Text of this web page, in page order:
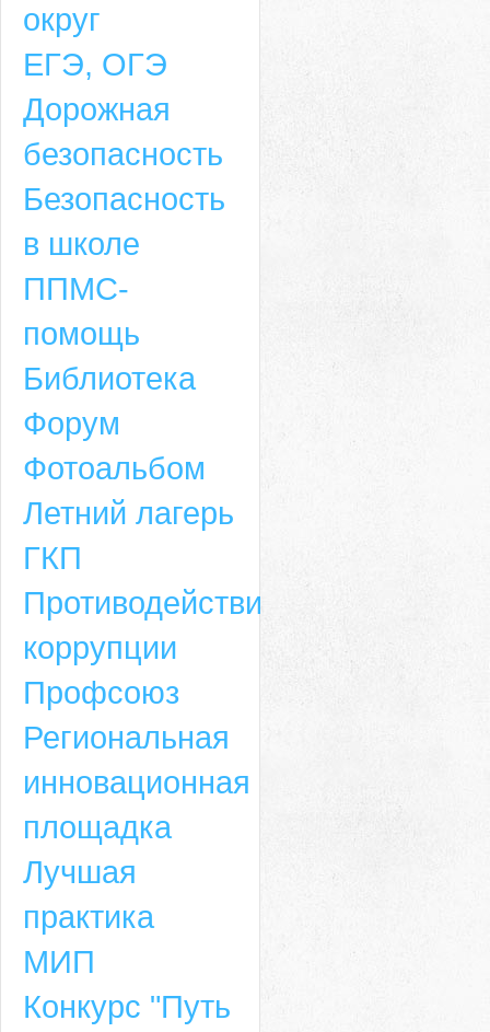
Адрес
6-49, электронный адрес: aja_70@mail.ru
округ
ЕГЭ, ОГЭ
Дорожная
безопасность
Безопасность
в школе
ППМС-
помощь
Библиотека
Форум
Фотоальбом
Летний лагерь
ГКП
Противодействие
коррупции
Профсоюз
Региональная
инновационная
площадка
Лучшая
практика
МИП
Конкурс "Путь